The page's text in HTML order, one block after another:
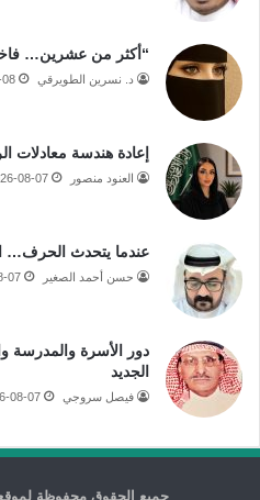
“أكثر من عشرين…
د. نسرين الطويرقي 08
إعادة هندسة معادلات
العنود منصور 08-07
عندما يتحدث الحرف…
حسن أحمد الصغير 07
دور الأسرة والمدرسة
الجديد
فيصل سروجي 08-07
جميع الحقوق محفوظة لموقع